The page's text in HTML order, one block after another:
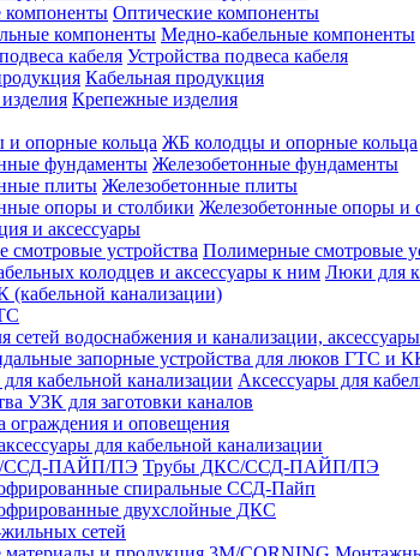
Оптические компоненты
Медно-кабельные компоненты
Устройства подвеса кабеля
Кабельная продукция
Крепежные изделия
ЖБ колодцы и опорные кольца
Железобетонные фундаменты
Железобетонные плиты
Железобетонные опоры и
и аксессуары
Полимерные смотровые
Люки для
канализации)
сетей водоснабжения и канализации, аксессуары
запорные устройства для люков ГТС и
Аксессуары для
УЗК для заготовки каналов
ограждения и оповещения
для кабельной канализации
Трубы ДКС/ССД-ПАЙП/ПЭ
спиральные ССД-Пайп
двухслойные ДКС
сетей